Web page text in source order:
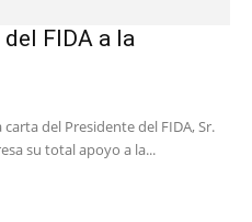
FIDA a la
del Presidente del FIDA, Sr.
su total apoyo a la...